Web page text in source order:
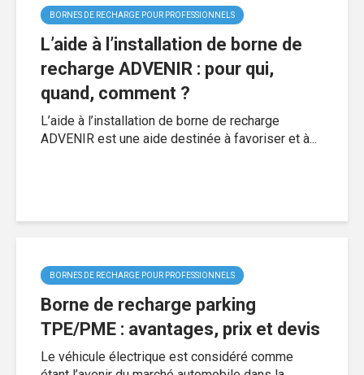
BORNES DE RECHARGE POUR PROFESSIONNELS
L’aide à l’installation de borne de
recharge ADVENIR : pour qui,
quand, comment ?
L’aide à l’installation de borne de recharge
ADVENIR est une aide destinée à favoriser et à...
BORNES DE RECHARGE POUR PROFESSIONNELS
Borne de recharge parking
TPE/PME : avantages, prix et devis
Le véhicule électrique est considéré comme